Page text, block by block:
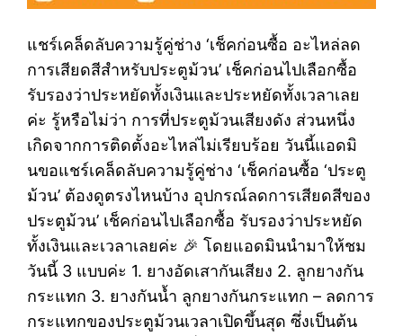
แชร์เคล็ดลับความรู้คู่ช่าง ‘เช็คก่อนซื้อ อะไหล่ลด
การเสียดสีสำหรับประตูม้วน’ เช็คก่อนไปเลือกซื้อ
รับรองว่าประหยัดทั้งเงินและประหยัดทั้งเวลาเลย
ค่ะ รู้หรือไม่ว่า การที่ประตูม้วนเสียงดัง ส่วนหนึ่ง
เกิดจากการติดตั้งอะไหล่ไม่เรียบร้อย วันนี้แอดมิ
นขอแชร์เคล็ดลับความรู้คู่ช่าง ‘เช็คก่อนซื้อ ‘ประตู
ม้วน’ ต้องดูตรงไหนบ้าง อุปกรณ์ลดการเสียดสีของ
ประตูม้วน’ เช็คก่อนไปเลือกซื้อ รับรองว่าประหยัด
ทั้งเงินและเวลาเลยค่ะ 🎉 โดยแอดมินนำมาให้ชม
วันนี้ 3 แบบค่ะ 1. ยางอัดเสากันเสียง 2. ลูกยางกัน
กระแทก 3. ยางกันน้ำ ลูกยางกันกระแทก – ลดการ
กระแทกของประตูม้วนเวลาเปิดขึ้นสุด ซึ่งเป็นต้น